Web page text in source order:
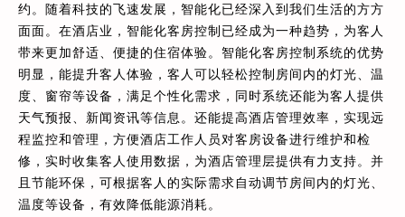
约。随着科技的飞速发展，智能化已经深入到我们生活的方方
面面。在酒店业，智能化客房控制已经成为一种趋势，为客人
带来更加舒适、便捷的住宿体验。智能化客房控制系统的优势
明显，能提升客人体验，客人可以轻松控制房间内的灯光、温
度、窗帘等设备，满足个性化需求，同时系统还能为客人提供
天气预报、新闻资讯等信息。还能提高酒店管理效率，实现远
程监控和管理，方便酒店工作人员对客房设备进行维护和检
修，实时收集客人使用数据，为酒店管理层提供有力支持。并
且节能环保，可根据客人的实际需求自动调节房间内的灯光、
温度等设备，有效降低能源消耗。